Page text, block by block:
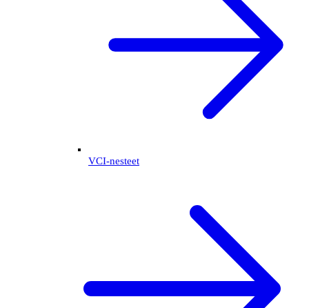
VCI-nesteet